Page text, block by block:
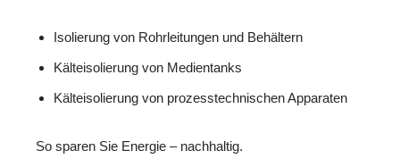
Isolierung von Rohrleitungen und Behältern
Kälteisolierung von Medientanks
Kälteisolierung von prozesstechnischen Apparaten
So sparen Sie Energie – nachhaltig.